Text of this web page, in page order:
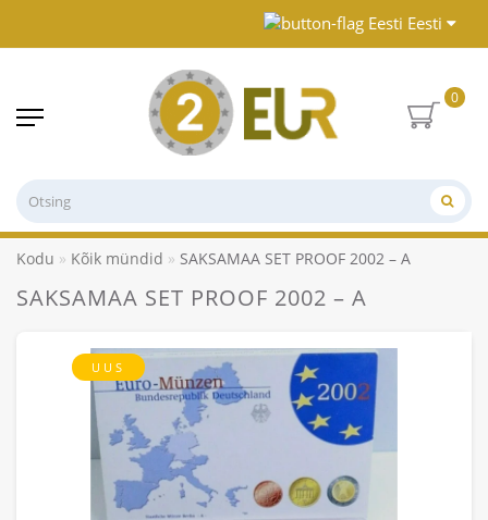
Eesti
0
Kodu Kõik mündid SAKSAMAA SET PROOF 2002 – A
SAKSAMAA SET PROOF 2002 – A
UUS